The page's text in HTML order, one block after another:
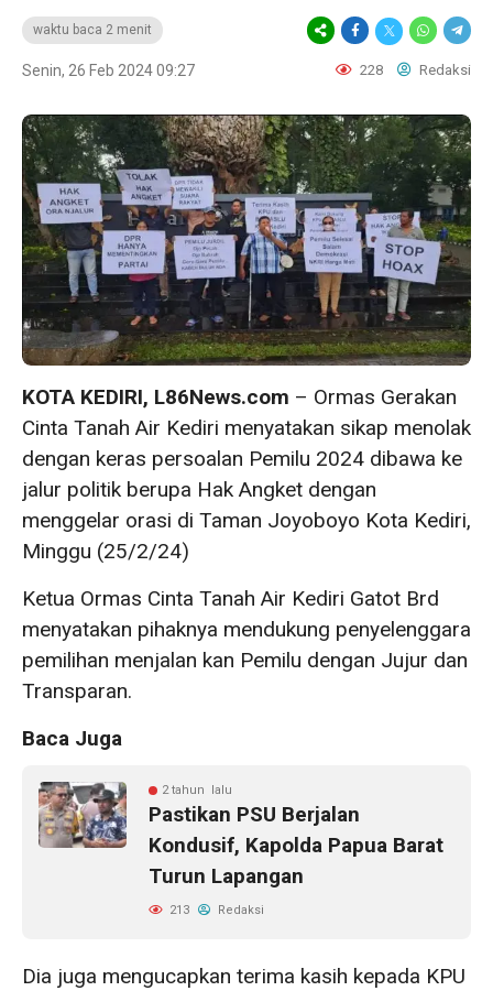
waktu baca 2 menit
Senin, 26 Feb 2024 09:27 228 Redaksi
KOTA KEDIRI, L86News.com – Ormas Gerakan
Cinta Tanah Air Kediri menyatakan sikap menolak
dengan keras persoalan Pemilu 2024 dibawa ke
jalur politik berupa Hak Angket dengan
menggelar orasi di Taman Joyoboyo Kota Kediri,
Minggu (25/2/24)
Ketua Ormas Cinta Tanah Air Kediri Gatot Brd
menyatakan pihaknya mendukung penyelenggara
pemilihan menjalan kan Pemilu dengan Jujur dan
Transparan.
Baca Juga
2 tahun lalu
Pastikan PSU Berjalan
Kondusif, Kapolda Papua Barat
Turun Lapangan
213 Redaksi
Dia juga mengucapkan terima kasih kepada KPU